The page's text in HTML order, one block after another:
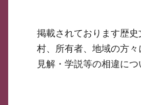
掲載されております歴
村、所有者、地域の方々
見解・学説等の相違につ